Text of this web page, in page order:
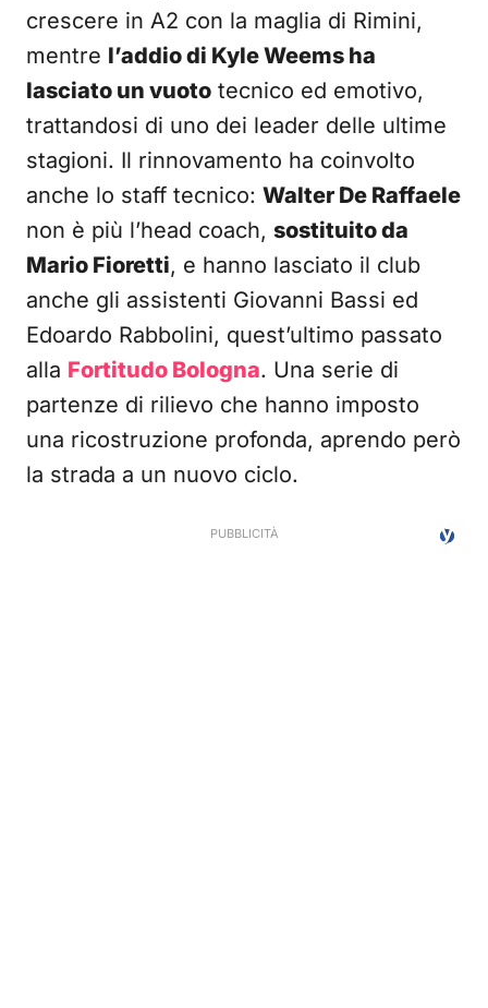
crescere in A2 con la maglia di Rimini,
mentre l’addio di Kyle Weems ha
lasciato un vuoto tecnico ed emotivo,
trattandosi di uno dei leader delle ultime
stagioni. Il rinnovamento ha coinvolto
anche lo staff tecnico: Walter De Raffaele
non è più l’head coach, sostituito da
Mario Fioretti, e hanno lasciato il club
anche gli assistenti Giovanni Bassi ed
Edoardo Rabbolini, quest’ultimo passato
alla Fortitudo Bologna. Una serie di
partenze di rilievo che hanno imposto
una ricostruzione profonda, aprendo però
la strada a un nuovo ciclo.